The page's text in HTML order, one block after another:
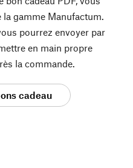
gamme Manufactum.
pourrez envoyer par
en main propre
la commande.
cadeau